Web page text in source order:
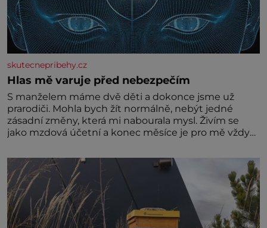
skutecnepribehy.cz
Hlas mě varuje před nebezpečím
S manželem máme dvě děti a dokonce jsme už
prarodiči. Mohla bych žít normálně, nebýt jedné
zásadní změny, která mi nabourala mysl. Živím se
jako mzdová účetní a konec měsíce je pro mě vždy
máme vnoučata, mi dcera čím dál častěji volá o
pomoc, co se hlídání týče. Dalo by se